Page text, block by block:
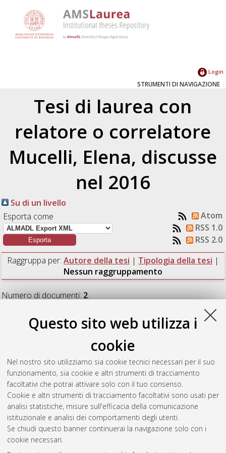
Questo sito web utilizza i
cookie
Nel nostro sito utilizziamo sia cookie tecnici necessari per il suo
funzionamento, sia cookie e altri strumenti di tracciamento
facoltativi che potrai attivare solo con il tuo consenso.
Cookie e altri strumenti di tracciamento facoltativi sono usati per
analisi statistiche, misure sull'efficacia della comunicazione
istituzionale e analisi dei comportamenti degli utenti.
Se chiudi questo banner continuerai la navigazione solo con i
cookie necessari.
Login
STRUMENTI DI NAVIGAZIONE
Tesi di laurea con
relatore o correlatore
Mucelli, Elena, discusse
nel 2016
Su di un livello
Esporta come
Atom
RSS 1.0
RSS 2.0
Raggruppa per: Autore della tesi | Tipologia della tesi |
Nessun raggruppamento
Numero di documenti:2.
Rimini
città arcipelago.[Laurea magistrale], Università di Bologna,
Documento full-text non disponibile
Vecchio, Chantal Julie Dorothy;Zignani, Claudia(2016)Un
nuovo polo culturale per la città di Rimini. [Laurea magistrale],
Università di Bologna, Corso di Studio inArchitettura [LM-
DM270] - Cesena, Documento ad accesso riservato.
Questa lista e' stata generata ilFri Aug 7 18:42:39 2026 CEST